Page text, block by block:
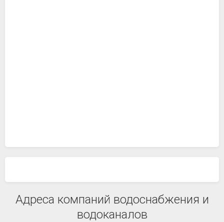
Адреса компаний водоснабжения и
водоканалов